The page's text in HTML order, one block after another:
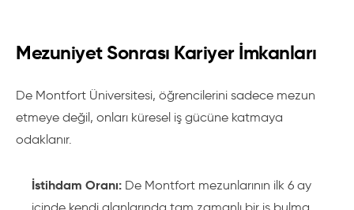
Mezuniyet Sonrası Kariyer İmkanları
De Montfort Üniversitesi, öğrencilerini sadece mezun
etmeye değil, onları küresel iş gücüne katmaya
odaklanır.
İstihdam Oranı: De Montfort mezunlarının ilk 6 ay